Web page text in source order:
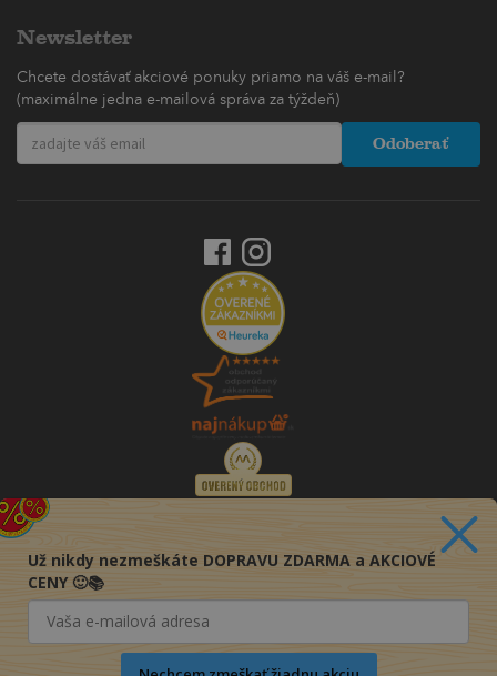
Newsletter
Chcete dostávať akciové ponuky priamo na váš e-mail?
(maximálne jedna e-mailová správa za týždeň)
Odoberať
Už nikdy nezmeškáte DOPRAVU ZDARMA a AKCIOVÉ
CENY 🙂📚